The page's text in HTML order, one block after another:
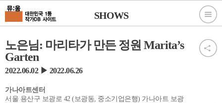
SHOWS
노은님: 마리타가 만든 정원 Marita’s
Garten
2022.06.02 ▶ 2022.06.26
가나아트센터
서울 용산구 보광로 42 (보광동, 중소기업은행) 가나아트 보광